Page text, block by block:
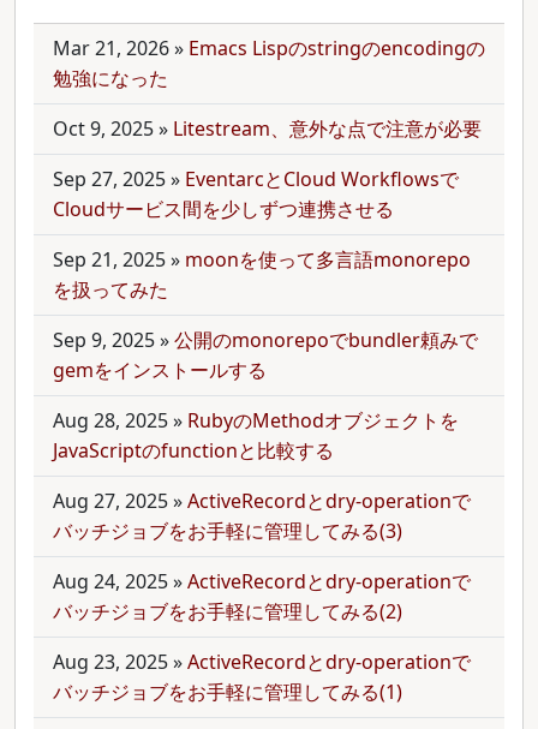
Mar 21, 2026» Emacs Lispのstringのencodingの
勉強になった
Oct 9, 2025» Litestream、意外な点で注意が必要
Sep 27, 2025» EventarcとCloud Workflowsで
Cloudサービス間を少しずつ連携させる
Sep 21, 2025» moonを使って多言語monorepo
を扱ってみた
Sep 9, 2025»公開のmonorepoでbundler頼みで
gemをインストールする
Aug 28, 2025» RubyのMethodオブジェクトを
JavaScriptのfunctionと比較する
Aug 27, 2025»ActiveRecordとdry-operationで
バッチジョブをお手軽に管理してみる(3)
Aug 24, 2025»ActiveRecordとdry-operationで
バッチジョブをお手軽に管理してみる(2)
Aug 23, 2025»ActiveRecordとdry-operationで
バッチジョブをお手軽に管理してみる(1)